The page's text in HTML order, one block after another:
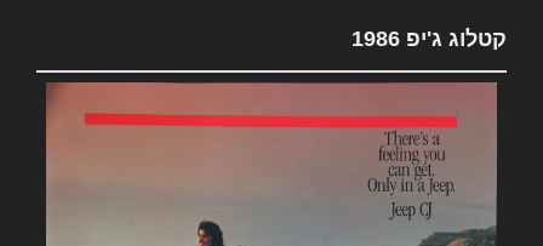
קטלוג ג'יפ 1986